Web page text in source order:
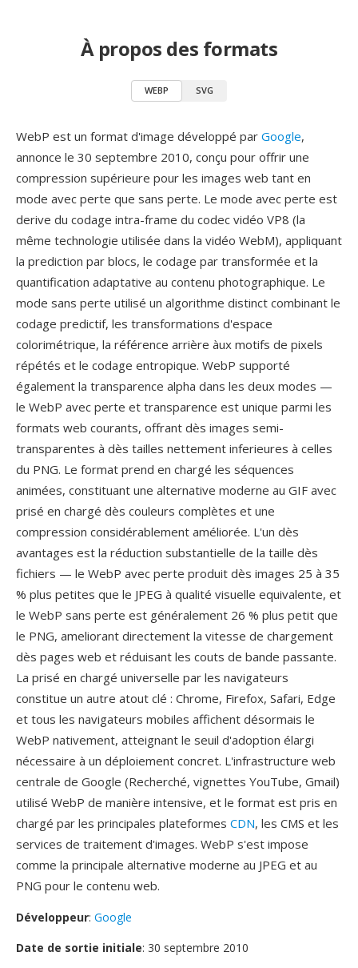
À propos des formats
WEBP SVG
WebP est un format d'image développé par Google,
annonce le 30 septembre 2010, conçu pour offrir une
compression supérieure pour les images web tant en
mode avec perte que sans perte. Le mode avec perte est
derive du codage intra-frame du codec vidéo VP8 (la
même technologie utilisée dans la vidéo WebM), appliquant
la prediction par blocs, le codage par transformée et la
quantification adaptative au contenu photographique. Le
mode sans perte utilisé un algorithme distinct combinant le
codage predictif, les transformations d'espace
colorimétrique, la référence arrière àux motifs de pixels
répétés et le codage entropique. WebP supporté
également la transparence alpha dans les deux modes —
le WebP avec perte et transparence est unique parmi les
formats web courants, offrant dès images semi-
transparentes à dès tailles nettement inferieures à celles
du PNG. Le format prend en chargé les séquences
animées, constituant une alternative moderne au GIF avec
prisé en chargé dès couleurs complètes et une
compression considérablement améliorée. L'un dès
avantages est la réduction substantielle de la taille dès
fichiers — le WebP avec perte produit dès images 25 à 35
% plus petites que le JPEG à qualité visuelle equivalente, et
le WebP sans perte est généralement 26 % plus petit que
le PNG, ameliorant directement la vitesse de chargement
dès pages web et réduisant les couts de bande passante.
La prisé en chargé universelle par les navigateurs
constitue un autre atout clé : Chrome, Firefox, Safari, Edge
et tous les navigateurs mobiles affichent désormais le
WebP nativement, atteignant le seuil d'adoption élargi
nécessaire à un déploiement concret. L'infrastructure web
centrale de Google (Recherché, vignettes YouTube, Gmail)
utilisé WebP de manière intensive, et le format est pris en
chargé par les principales plateformes CDN, les CMS et les
services de traitement d'images. WebP s'est impose
comme la principale alternative moderne au JPEG et au
PNG pour le contenu web.
Développeur: Google
Date de sortie initiale: 30 septembre 2010